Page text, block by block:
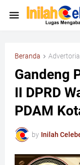
Beranda Advertorial
Gandeng
II DPRD
PDAM
by Inilah